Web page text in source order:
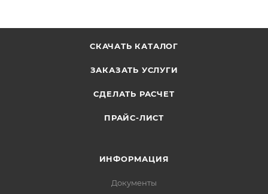
СКАЧАТЬ КАТАЛОГ
ЗАКАЗАТЬ УСЛУГИ
СДЕЛАТЬ РАСЧЕТ
ПРАЙС-ЛИСТ
ИНФОРМАЦИЯ
Документы